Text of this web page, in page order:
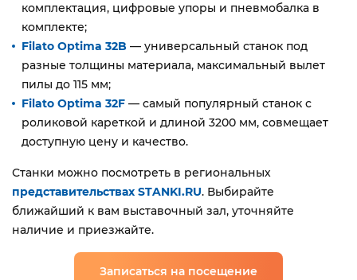
комплектация, цифровые упоры и пневмобалка в
комплекте;
Filato Optima 32B — универсальный станок под
разные толщины материала, максимальный вылет
пилы до 115 мм;
Filato Optima 32F — самый популярный станок с
роликовой кареткой и длиной 3200 мм, совмещает
доступную цену и качество.
Станки можно посмотреть в региональных
представительствах STANKI.RU. Выбирайте
ближайший к вам выставочный зал, уточняйте
наличие и приезжайте.
Записаться на посещение